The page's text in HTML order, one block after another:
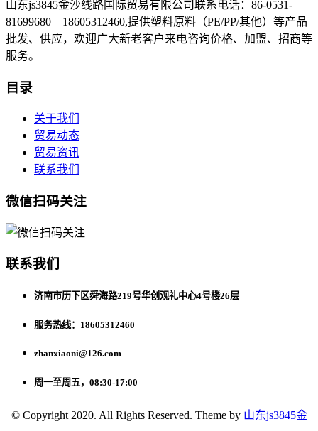
山东js3845金沙线路国际贸易有限公司联系电话：86-0531-
81699680 18605312460,提供塑料原料（PE/PP/其他）等产品
批发、供应，欢迎广大新老客户来电咨询价格、加盟、招商等
服务。
目录
关于我们
贸易动态
贸易资讯
联系我们
微信扫码关注
联系我们
济南市历下区舜海路219号华创观礼中心4号楼26层
服务热线：18605312460
zhanxiaoni@126.com
周一至周五，08:30-17:00
© Copyright 2020. All Rights Reserved. Theme by 山东js3845金